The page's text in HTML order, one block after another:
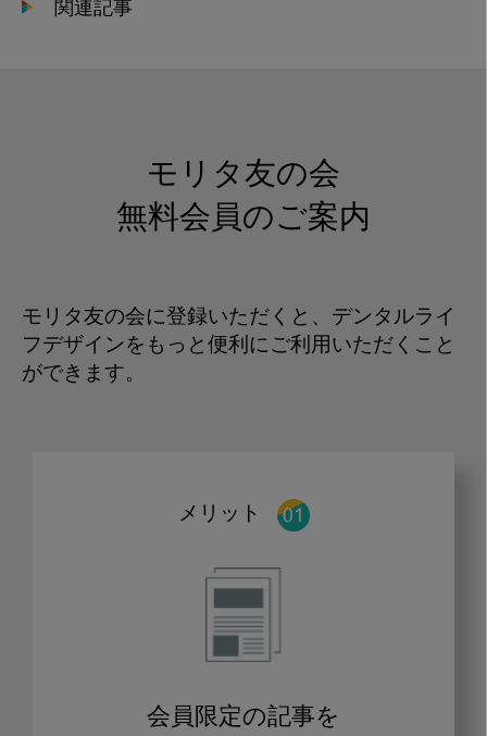
関連記事
モリタ友の会
無料会員のご案内
モリタ友の会に登録いただくと、デンタルライ
フデザインをもっと便利にご利用いただくこと
ができます。
メリット
会員限定の記事を